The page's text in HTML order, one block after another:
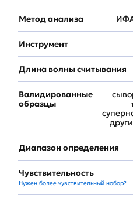
Метод анализа
Инструмент
Длина волны считывания
Валидированные
образцы
Диапазон определения
Чувствительность
Нужен более чувствительный набор?